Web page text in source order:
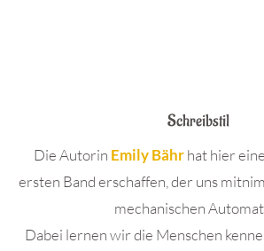
Schreibstil
Die Autorin Emily Bährhat hier
ersten Band erschaffen, der uns
mechanischen
Dabei lernen wir die Menschen